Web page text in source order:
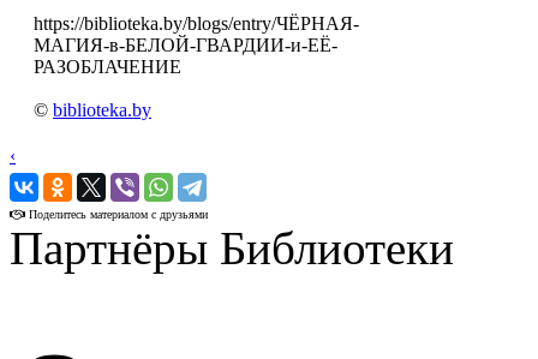
https://biblioteka.by/blogs/entry/ЧЁРНАЯ-
МАГИЯ-в-БЕЛОЙ-ГВАРДИИ-и-ЕЁ-
РАЗОБЛАЧЕНИЕ
© biblioteka.by
‹
›
Поделитесь материалом с друзьями
Партнёры Библиотеки